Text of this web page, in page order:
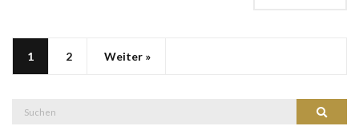
1 2 Weiter »
Suchen